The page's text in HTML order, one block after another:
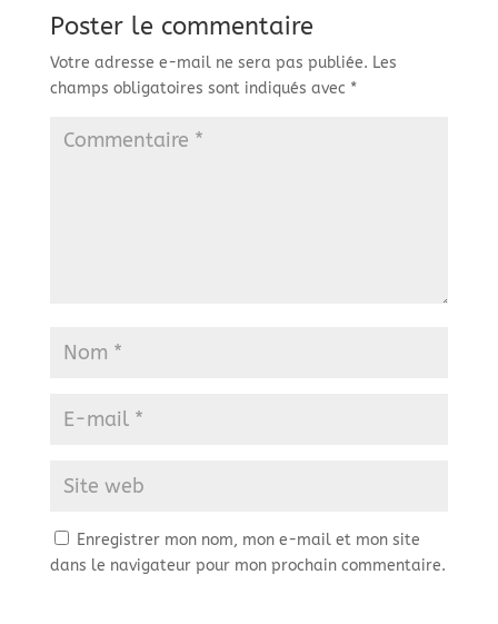
Poster le commentaire
Votre adresse e-mail ne sera pas publiée. Les
champs obligatoires sont indiqués avec *
Enregistrer mon nom, mon e-mail et mon site
dans le navigateur pour mon prochain commentaire.